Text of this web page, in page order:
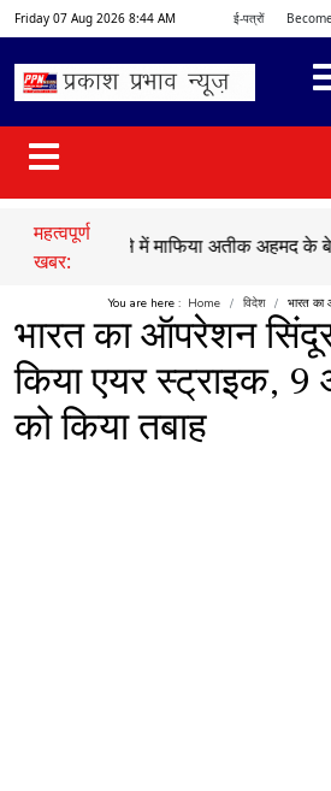
Friday 07 Aug 2026 8:44 AM ई-पत्रों
महत्वपूर्ण
खबर:
हादसे में माफिया अतीक अहमद के बेटे अबान
You are here : Home विदेश भारत का
भारत का ऑपरेशन
किया एयर स्ट्राइक,
को किया तबाह